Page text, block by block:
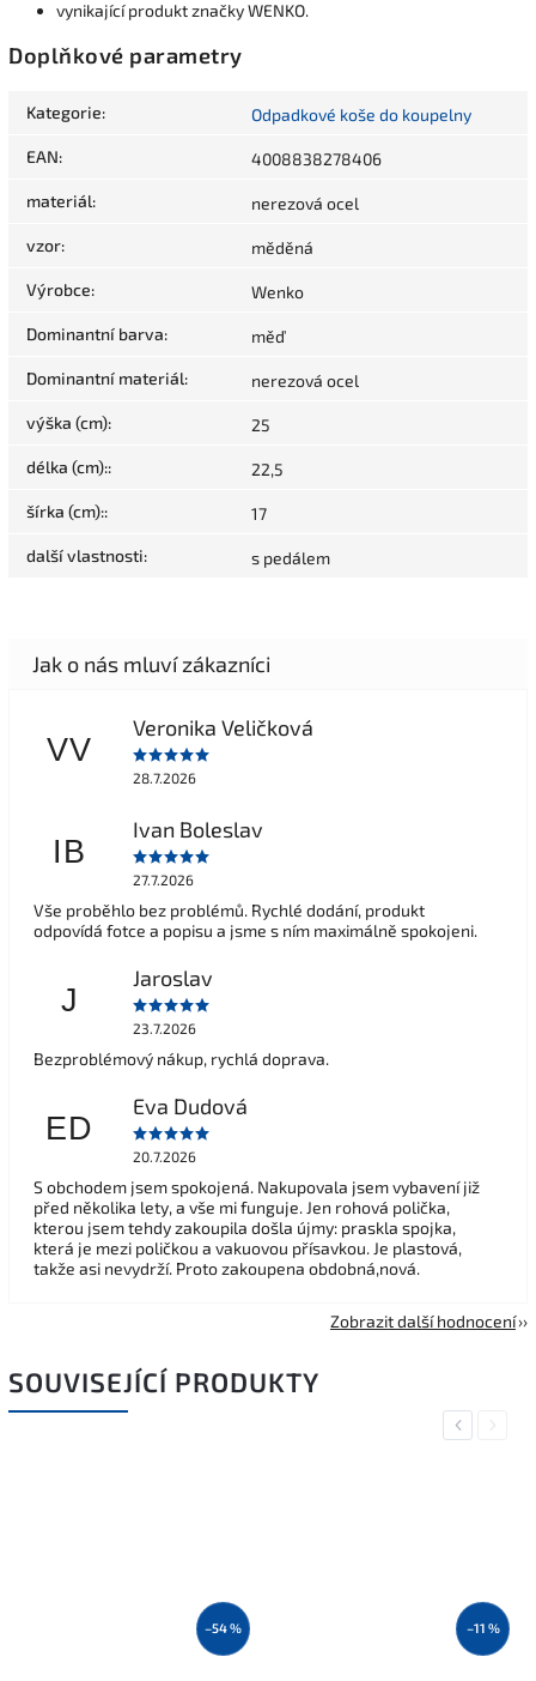
vynikající produkt značky WENKO.
Doplňkové parametry
Kategorie: Odpadkové koše do koupelny
EAN: 4008838278406
materiál: nerezová ocel
vzor: měděná
Výrobce: Wenko
Dominantní barva: měď
Dominantní materiál: nerezová ocel
výška (cm): 25
délka (cm):: 22,5
šírka (cm):: 17
další vlastnosti: s pedálem
VV
Veronika Veličková
28.7.2026
IB
Ivan Boleslav
27.7.2026
Vše proběhlo bez problémů. Rychlé dodání, produkt
odpovídá fotce a popisu a jsme s ním maximálně spokojeni.
J
Jaroslav
23.7.2026
Bezproblémový nákup, rychlá doprava.
ED
Eva Dudová
20.7.2026
S obchodem jsem spokojená. Nakupovala jsem vybavení již
před několika lety, a vše mi funguje. Jen rohová polička,
kterou jsem tehdy zakoupila došla újmy: praskla spojka,
která je mezi poličkou a vakuovou přísavkou. Je plastová,
takže asi nevydrží. Proto zakoupena obdobná,nová.
Zobrazit další hodnocení
SOUVISEJÍCÍ PRODUKTY
Previous
–54 % –11 %
Next